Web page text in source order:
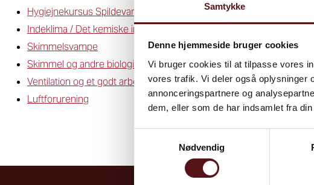
Samtykke
Denne hjemmeside bruger cookies
Vi bruger cookies til at tilpasse vores
vores trafik. Vi deler også oplysninger
annonceringspartnere og
dem, eller som de har indsamlet fra
Nødvendig
Hygiejnekursus Spildevand
Indeklima / Det kemiske indeklima
Skimmelsvampe
Skimmel og andre biologiske påvirkninger
Ventilation og et godt arbejdsmiljø
Luftforurening